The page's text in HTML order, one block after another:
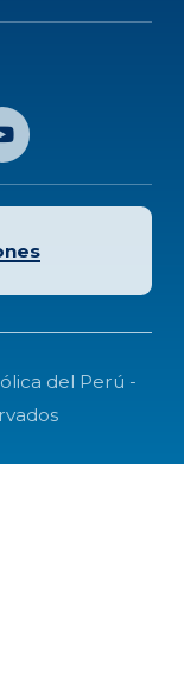
del Perú -